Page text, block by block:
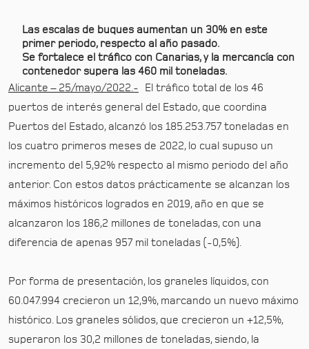
Las escalas de buques aumentan un 30% en este
primer periodo, respecto al año pasado.
Se fortalece el tráfico con Canarias, y la mercancía con
contenedor supera las 460 mil toneladas.
Alicante – 25/mayo/2022.- El tráfico total de los 46
puertos de interés general del Estado, que coordina
Puertos del Estado, alcanzó los 185.253.757 toneladas en
los cuatro primeros meses de 2022, lo cual supuso un
incremento del 5,92% respecto al mismo periodo del año
anterior. Con estos datos prácticamente se alcanzan los
máximos históricos logrados en 2019, año en que se
alcanzaron los 186,2 millones de toneladas, con una
diferencia de apenas 957 mil toneladas (-0,5%).
Por forma de presentación, los graneles líquidos, con
60.047.994 crecieron un 12,9%, marcando un nuevo máximo
histórico. Los graneles sólidos, que crecieron un +12,5%,
superaron los 30,2 millones de toneladas, siendo, la